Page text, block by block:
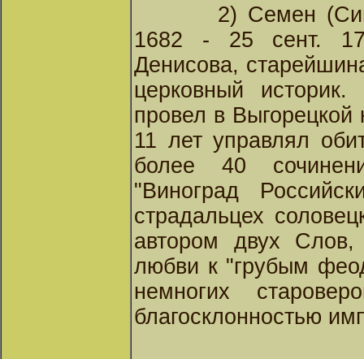
2) Семен
1682 - 25 сент.
Денисова,
церковный
провел в Выгорецкой
11 лет управлял
более 40
"Виноград
страдальцех
автором двух Слов,
любви к "грубым
немногих
благосклонностью